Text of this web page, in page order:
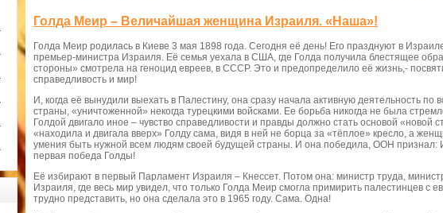
Голда Меир – Величайшая женщина Израиля. «Наша»!
Голда Меир родилась в Киеве 3 мая 1898 года. Сегодня её день! Его празднуют в
премьер-министра Израиля. Её семья уехала в США, где Голда получила блестящее
стороны» смотрела на геноцид евреев, в СССР. Это и предопределило её жизнь,-
справедливость и мир!
И, когда её вынудили выехать в Палестину, она сразу начала активную деятельность
страны, «уничтоженной» некогда турецкими войсками. Ее борьба никогда не была
Голдой двигало иное – чувство справедливости и правды должно стать основой «новой
«находила и двигала вверх» Голду сама, видя в ней не борца за «тёплое» кресло, а
умения быть нужной всем людям своей будущей страны. И она победила, ООН
первая победа Голды!
Её избирают в первый Парламент Израиля – Кнессет. Потом она: министр труда,
Израиля, где весь мир увидел, что только Голда Меир смогла примирить палестинцев с
трудно представить, но она сделала это в 1965 году. Сама. Одна!